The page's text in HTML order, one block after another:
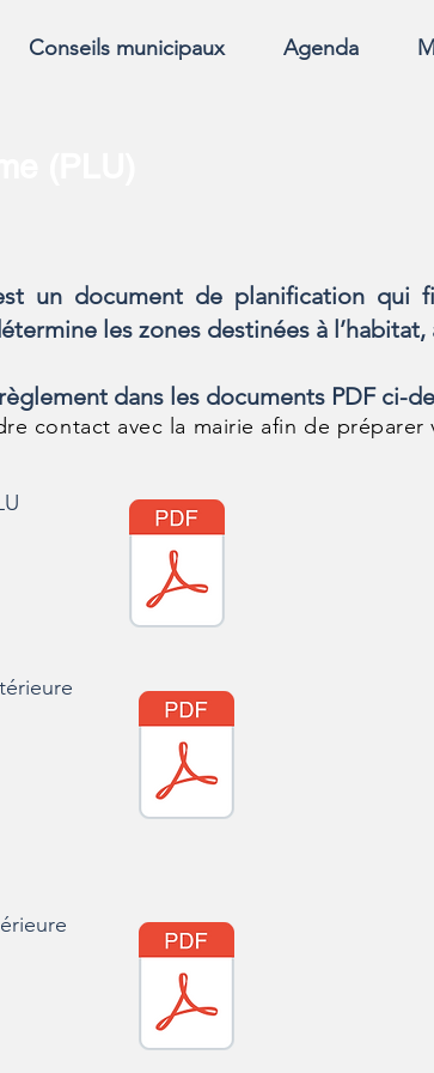
Conseils municipaux Agenda
un document de planification qui
les zones destinées à
dans les documents PDF ci-
contact avec la mairie afin de préparer